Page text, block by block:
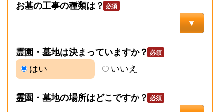
お墓の工事の種類は？
霊園・墓地は決まっていますか？
はい
いいえ
霊園・墓地の場所はどこですか？